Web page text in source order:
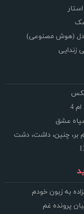
دل (هوش مصنوعی)
زندایی
عشق
بر، چنین، داشت، دشت
به زبون خودم
پرونده غم